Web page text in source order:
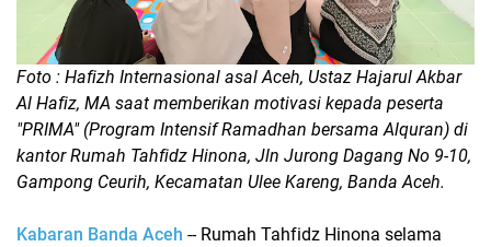
Foto : Hafizh Internasional asal Aceh, Ustaz Hajarul Akbar
Al Hafiz, MA saat memberikan motivasi kepada peserta
"PRIMA" (Program Intensif Ramadhan bersama Alquran) di
kantor Rumah Tahfidz Hinona, Jln Jurong Dagang No 9-10,
Gampong Ceurih, Kecamatan Ulee Kareng, Banda Aceh.
Kabaran Banda Aceh -- Rumah Tahfidz Hinona selama